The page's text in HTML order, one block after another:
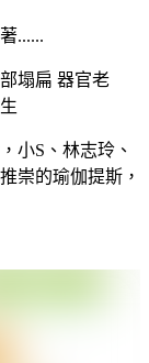
......
塌扁 器官老
小S、林志玲、
崇的瑜伽提斯，